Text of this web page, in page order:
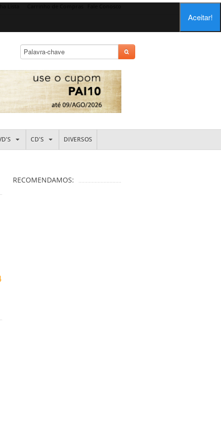
Aceitar!
CD'S DIVERSOS
RECOMENDAMOS: